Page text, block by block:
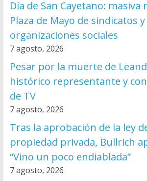
Día de San Cayetano: masiva
Plaza de Mayo de sindicatos y
organizaciones sociales
7 agosto, 2026
Pesar por la muerte de
histórico representante y
de TV
7 agosto, 2026
Tras la aprobación de la ley
propiedad privada, Bullrich
“Vino un poco endiablada”
7 agosto, 2026